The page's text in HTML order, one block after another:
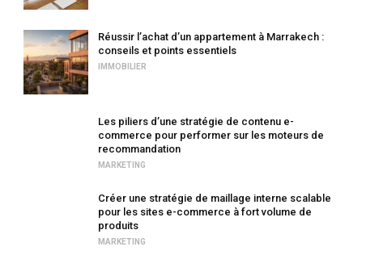
Réussir l’achat d’un appartement à Marrakech :
conseils et points essentiels
IMMOBILIER
Les piliers d’une stratégie de contenu e-
commerce pour performer sur les moteurs de
recommandation
MARKETING
Créer une stratégie de maillage interne scalable
pour les sites e-commerce à fort volume de
produits
MARKETING